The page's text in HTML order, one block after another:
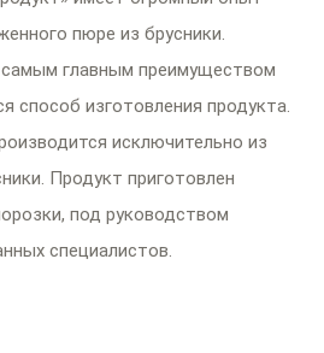
пюре из брусники.
главным преимуществом
способ изготовления продукта.
исключительно из
Продукт приготовлен
под руководством
специалистов.